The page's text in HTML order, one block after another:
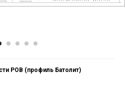
генерированных УВ